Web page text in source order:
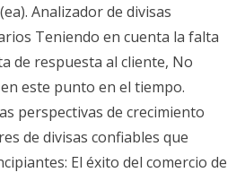
Analizador de divisas
Teniendo en cuenta la falta
de respuesta al cliente, No
este punto en el tiempo.
perspectivas de crecimiento
de divisas confiables que
El éxito del comercio de